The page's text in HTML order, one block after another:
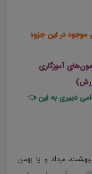
موجود در این جزوه
آموزگاری
دبیری به این 👈
مرداد و یا بهمن